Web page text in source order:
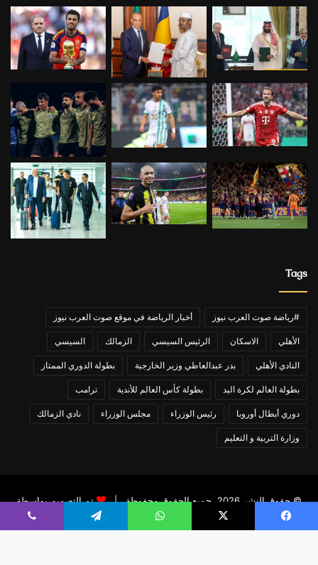
Tags
#رياضة صوت العرب نيوز أخبار الرياضة في موقع صوت العرب نيوز
الأهلي الاسكان الرئيس السيسي الزمالك السيسي
النادي الأهلي بدر عبدالعاطي وزير الخارجية بطولة الدوري الممتاز
بطولة العالم لكرة اليد بطولة كأس العالم للأندية ترامب
دوري أبطال أوروبا رئيس الوزراء مجلس الوزراء نادي الزمالك
وزارة التربية و التعليم
© حقوق النشر 2026، جميع الحقوق محفوظة |
تم التصميم بواسطة
تامر عاشور
فيسبوك X واتساب تيلقرام ڤايبر